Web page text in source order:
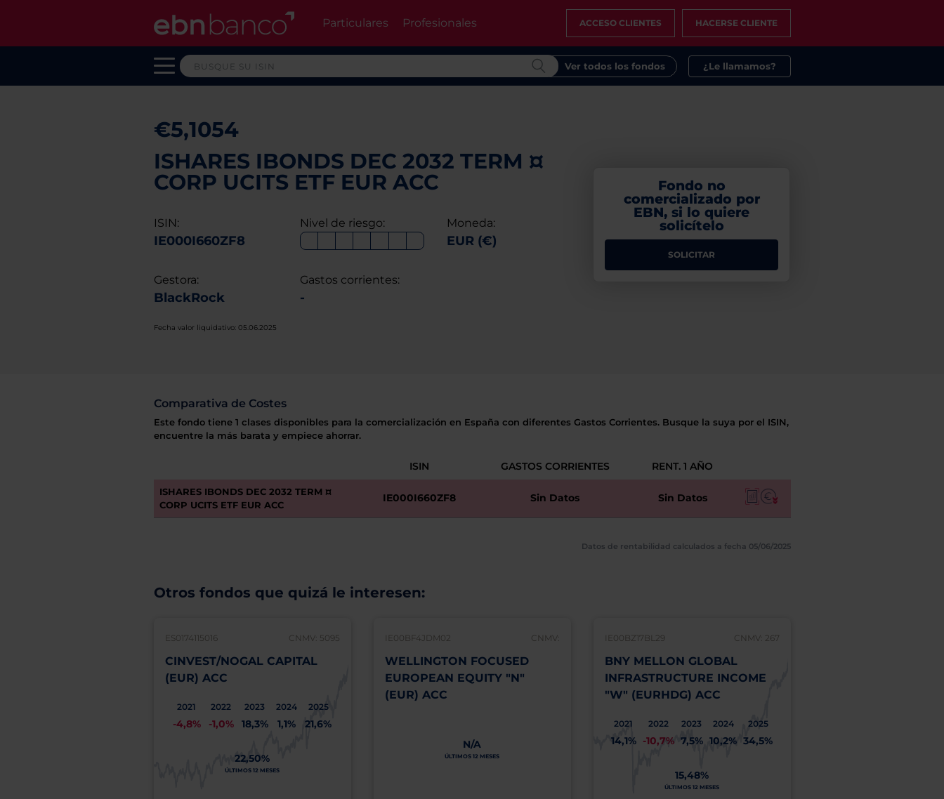
Particulares Profesionales ACCESO CLIENTES HACERSE CLIENTE
Ver todos los fondos ¿Le llamamos?
€5,1054
ISHARES IBONDS DEC 2032 TERM ¤
CORP UCITS ETF EUR ACC
ISIN:
IE000I660ZF8
Nivel de riesgo: Moneda:
EUR (€)
Gestora:
BlackRock
Gastos corrientes:
-
Fecha valor liquidativo: 05.06.2025
Fondo no
comercializado por
EBN, si lo quiere
solicítelo
SOLICITAR
Comparativa de Costes
Este fondo tiene 1 clases disponibles para la comercialización en España con diferentes Gastos Corrientes. Busque la suya por el ISIN,
encuentre la más barata y empiece ahorrar.
ISIN GASTOS CORRIENTES RENT. 1 AÑO
ISHARES IBONDS DEC 2032 TERM ¤
CORP UCITS ETF EUR ACC
IE000I660ZF8 Sin Datos Sin Datos
Datos de rentabilidad calculados a fecha 05/06/2025
Otros fondos que quizá le interesen:
ES0174115016 CNMV: 5095
CINVEST/NOGAL CAPITAL
(EUR) ACC
2021
-4,8%
2022
-1,0%
2023
18,3%
2024
1,1%
2025
21,6%
22,50%
ÚLTIMOS 12 MESES
IE00BF4JDM02 CNMV:
WELLINGTON FOCUSED
EUROPEAN EQUITY "N"
(EUR) ACC
N/A
ÚLTIMOS 12 MESES
IE00BZ17BL29 CNMV: 267
BNY MELLON GLOBAL
INFRASTRUCTURE INCOME
"W" (EURHDG) ACC
2021
14,1%
2022
-10,7%
2023
7,5%
2024
10,2%
2025
34,5%
15,48%
ÚLTIMOS 12 MESES